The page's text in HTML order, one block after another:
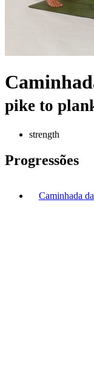
pike to
strength
Progressões
Caminhada